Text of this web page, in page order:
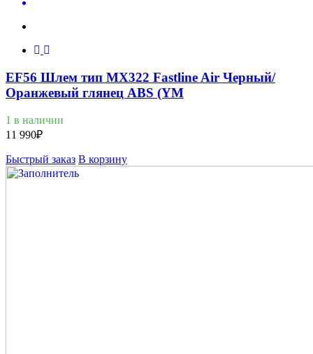
EF56 Шлем тип MX322 Fastline Air Черный/
Оранжевый глянец ABS (YM
1 в наличии
11 990₽
Быстрый заказ В корзину